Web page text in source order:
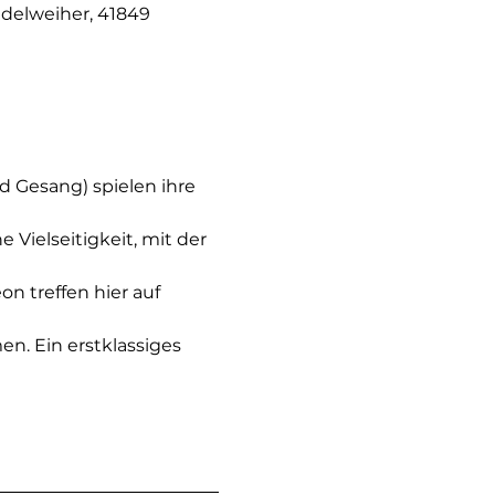
41849
Gesang) spielen ihre
Vielseitigkeit, mit der
treffen hier auf
Ein erstklassiges